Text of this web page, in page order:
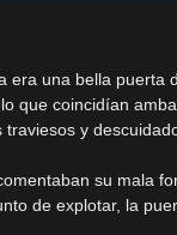
era una bella puerta
que coincidían
y
su mala
de explotar, la